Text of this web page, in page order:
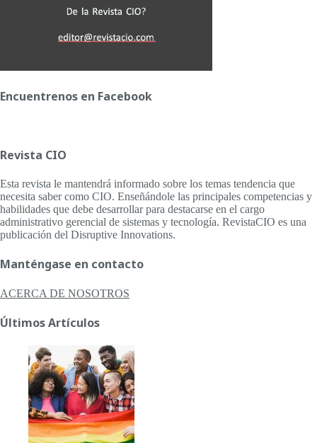
Encuentrenos en Facebook
Revista CIO
Esta revista le mantendrá informado sobre los temas tendencia que
necesita saber como CIO. Enseñándole las principales competencias y
habilidades que debe desarrollar para destacarse en el cargo
administrativo gerencial de sistemas y tecnología. RevistaCIO es una
publicación del Disruptive Innovations.
Manténgase en contacto
ACERCA DE NOSOTROS
Últimos Artículos